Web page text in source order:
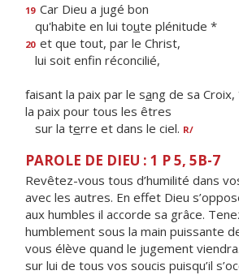
19 Car Dieu a jugé bon
qu'habite en lui toute plénitude *
20 et que tout, par le Christ,
lui soit enfn réconcilié,
faisant la paix par le sang de sa Croix,
la paix pour tous les êtres
sur la terre et dans le ciel. R/
PAROLE DE DIEU : 1 P 5, 5B-7
Revêtez-vous tous d’humilité dans
avec les autres. En effet Dieu
aux humbles il accorde sa grâce.
humblement sous la main puissante
vous élève quand le jugement
sur lui de tous vos soucis puisqu’il